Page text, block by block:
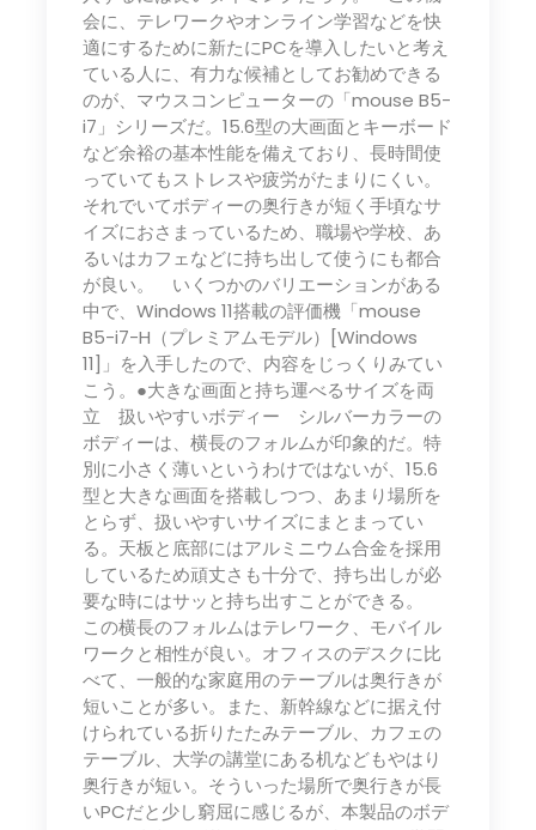
会に、テレワークやオンライン学習などを快
適にするために新たにPCを導入したいと考え
ている人に、有力な候補としてお勧めできる
のが、マウスコンピューターの「mouse B5-
i7」シリーズだ。15.6型の大画面とキーボード
など余裕の基本性能を備えており、長時間使
っていてもストレスや疲労がたまりにくい。
それでいてボディーの奥行きが短く手頃なサ
イズにおさまっているため、職場や学校、あ
るいはカフェなどに持ち出して使うにも都合
が良い。 いくつかのバリエーションがある
中で、Windows 11搭載の評価機「mouse
B5-i7-H（プレミアムモデル）[Windows
11]」を入手したので、内容をじっくりみてい
こう。●大きな画面と持ち運べるサイズを両
立 扱いやすいボディー シルバーカラーの
ボディーは、横長のフォルムが印象的だ。特
別に小さく薄いというわけではないが、15.6
型と大きな画面を搭載しつつ、あまり場所を
とらず、扱いやすいサイズにまとまってい
る。天板と底部にはアルミニウム合金を採用
しているため頑丈さも十分で、持ち出しが必
要な時にはサッと持ち出すことができる。
この横長のフォルムはテレワーク、モバイル
ワークと相性が良い。オフィスのデスクに比
べて、一般的な家庭用のテーブルは奥行きが
短いことが多い。また、新幹線などに据え付
けられている折りたたみテーブル、カフェの
テーブル、大学の講堂にある机などもやはり
奥行きが短い。そういった場所で奥行きが長
いPCだと少し窮屈に感じるが、本製品のボデ